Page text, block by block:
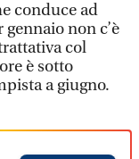
conduce ad
non c’è
col
è sotto
a giugno.